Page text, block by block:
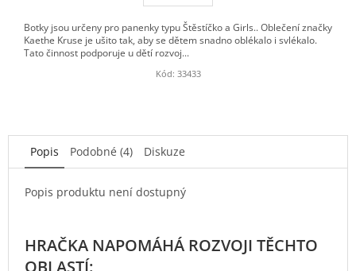
Botky jsou určeny pro panenky typu Štěstíčko a Girls.. Oblečení značky
Kaethe Kruse je ušito tak, aby se dětem snadno oblékalo i svlékalo.
Tato činnost podporuje u dětí rozvoj...
Kód: 33433
Popis Podobné (4) Diskuze
Popis produktu není dostupný